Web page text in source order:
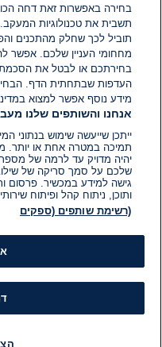
הוסף תגובה
בחירה באפשרות זאת דחה
תשבית את טכנולוגיות
תוביל לכך שחלק מהתכנים
מחחומי העניין שלכם. אפשר
בחירתכם או לבטל את
העדפות שבתחתית הדף.
מידע נוסף אפשר למצוא
אנחנו והשותפים שלנו
ייתכן שייעשה שימוש בנתוני
תמיכה במטרה אחת או יותר.
יהיה מדויק עד לרמה של
שלכם על סמך סריקה של שילוב
גישה למידע במכשיר. פרסום
ותוכן, ניתוח קהל ופיתוח
(רשימת שותפים (ספקים